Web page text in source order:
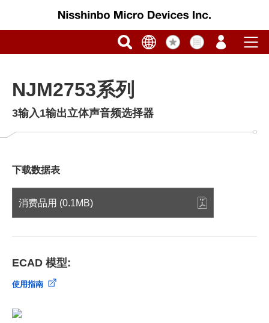
NJM2753系列
3输入1输出立体声音频选择器
下载数据表
消费品用 (0.1MB)
ECAD 模型:
使用指南